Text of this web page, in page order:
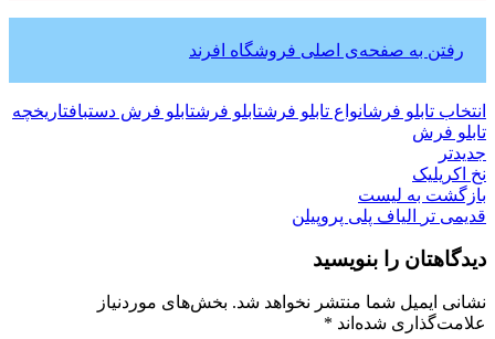
رفتن به صفحه‌ی اصلی فروشگاه افرند
انتخاب تابلو فرشانواع تابلو فرشتابلو فرشتابلو فرش دستبافتاریخچه
تابلو فرش
جدیدتر
نخ اکریلیک
بازگشت به لیست
قدیمی تر
الیاف پلی پروپیلن
دیدگاهتان را بنویسید
نشانی ایمیل شما منتشر نخواهد شد. بخش‌های موردنیاز
علامت‌گذاری شده‌اند *